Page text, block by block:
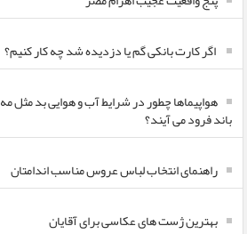
اگر کارت بانکی گم یا دزدیده شد چه کار کنیم؟
هواپیماها چطور در شرایط آب و هوایی بد مثل
باند فرود می آیند؟
راهنمای انتخاب لباس عروس مناسب اندامتان
بهترین ژست های عکاسی برای آقایان